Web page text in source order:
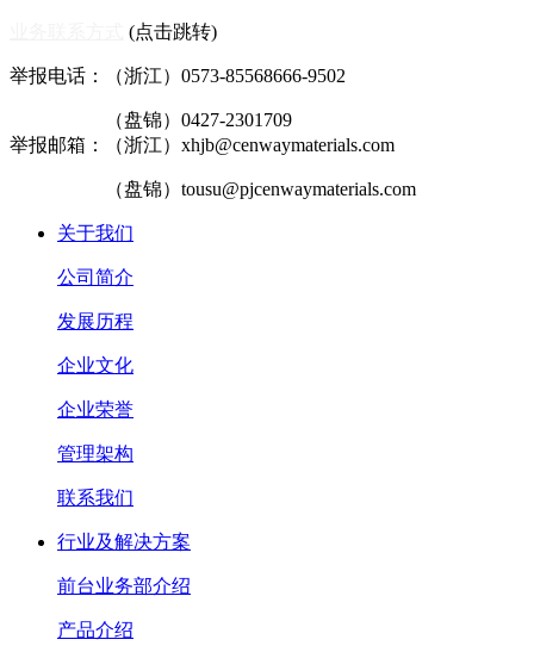
(点击跳转)
举报电话：（浙江）0573-85568666-9502
（盘锦）0427-2301709
举报邮箱：（浙江）xhjb@cenwaymaterials.com
（盘锦）tousu@pjcenwaymaterials.com
关于我们
公司简介
发展历程
企业文化
企业荣誉
管理架构
联系我们
行业及解决方案
前台业务部介绍
产品介绍